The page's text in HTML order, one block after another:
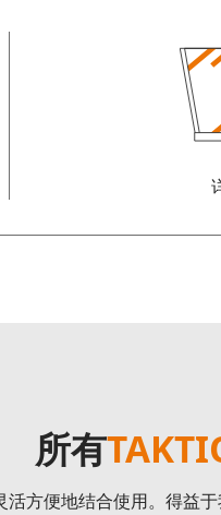
所有
方便地结合使用。得益